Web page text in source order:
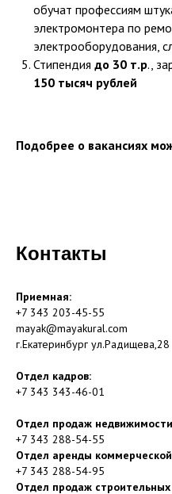
обучат профессиям
электромонтера по
электрооборудования,
Стипендия до 30 т.р.,
150 тысяч рублей
Подобрее о вакансиях
Контакты
Приемная:
+7 343 203-45-55
mayak@mayakural.com
г.Екатеринбург ул.Радищева,28
Отдел кадров:
+7 343 343-46-01
Отдел продаж
+7 343 288-54-55
Отдел аренды
+7 343 288-54-95
Отдел продаж